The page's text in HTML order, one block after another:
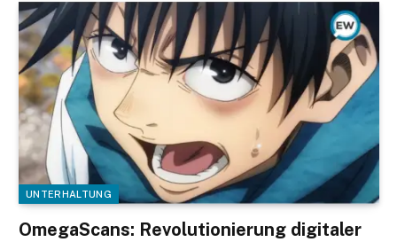
UNTERHALTUNG
OmegaScans: Revolutionierung digitaler